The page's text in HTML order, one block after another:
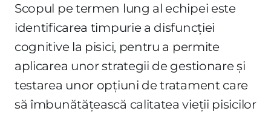
Scopul pe termen lung al echipei este
identificarea timpurie a disfuncției
cognitive la pisici, pentru a permite
aplicarea unor strategii de gestionare și
testarea unor opțiuni de tratament care
să îmbunătățească calitatea vieții pisicilor